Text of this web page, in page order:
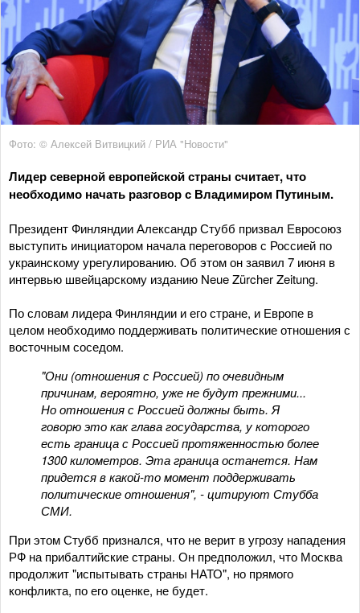
Фото: © Алексей Витвицкий / РИА "Новости"
Лидер северной европейской страны считает, что
необходимо начать разговор с Владимиром Путиным.
Президент Финляндии Александр Стубб призвал Евросоюз
выступить инициатором начала переговоров с Россией по
украинскому урегулированию. Об этом он заявил 7 июня в
интервью швейцарскому изданию Neue Zürcher Zeitung.
По словам лидера Финляндии и его стране, и Европе в
целом необходимо поддерживать политические отношения с
восточным соседом.
"Они (отношения с Россией) по очевидным
причинам, вероятно, уже не будут прежними...
Но отношения с Россией должны быть. Я
говорю это как глава государства, у которого
есть граница с Россией протяженностью более
1300 километров. Эта граница останется. Нам
придется в какой-то момент поддерживать
политические отношения", - цитируют Стубба
СМИ.
При этом Стубб признался, что не верит в угрозу нападения
РФ на прибалтийские страны. Он предположил, что Москва
продолжит "испытывать страны НАТО", но прямого
конфликта, по его оценке, не будет.